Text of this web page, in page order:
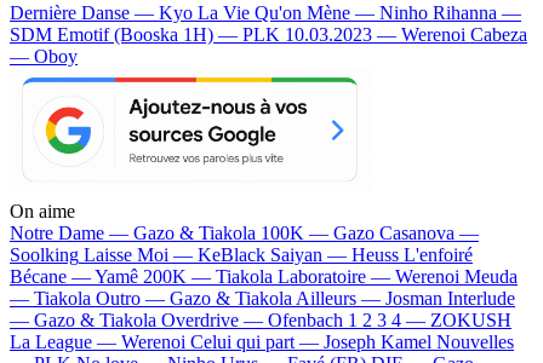
Dernière Danse — Kyo La Vie Qu'on Mène — Ninho Rihanna —
SDM Emotif (Booska 1H) — PLK 10.03.2023 — Werenoi Cabeza
— Oboy
On aime
Notre Dame — Gazo & Tiakola 100K — Gazo Casanova —
Soolking Laisse Moi — KeBlack Saiyan — Heuss L'enfoiré
Bécane —Yamê 200K — Tiakola Laboratoire — Werenoi Meuda
— Tiakola Outro — Gazo & Tiakola Ailleurs — Josman Interlude
— Gazo & Tiakola Overdrive — Ofenbach 1 2 3 4 — ZOKUSH
La League — Werenoi Celui qui part — Joseph Kamel Nouvelles